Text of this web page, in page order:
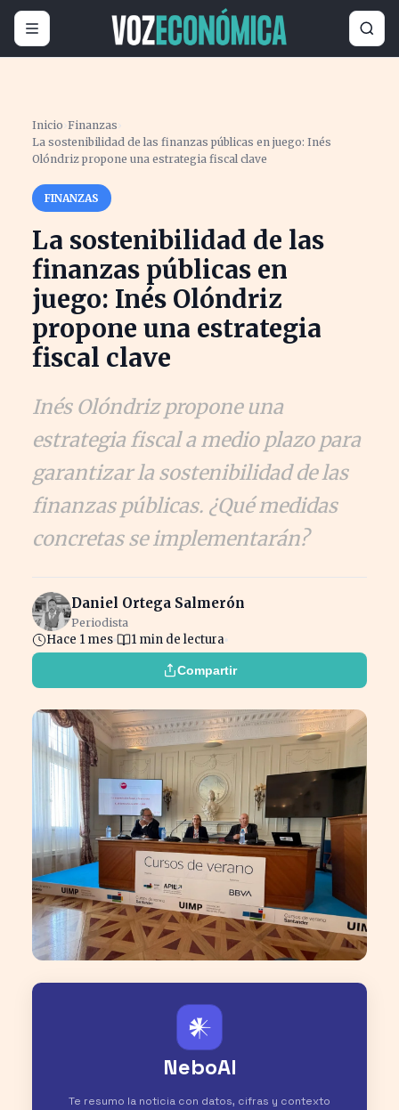
Inicio ›Finanzas ›
La sostenibilidad de las finanzas públicas en juego: Inés
Olóndriz propone una estrategia fiscal clave
FINANZAS
La sostenibilidad de las
finanzas públicas en
juego: Inés Olóndriz
propone una estrategia
fiscal clave
Inés Olóndriz propone una
estrategia fiscal a medio plazo para
garantizar la sostenibilidad de las
finanzas públicas. ¿Qué medidas
concretas se implementarán?
Daniel Ortega Salmerón
Periodista
Hace 1 mes 1 min de lectura
Compartir
𒀭
NeboAI
Te resumo la noticia con datos, cifras y contexto